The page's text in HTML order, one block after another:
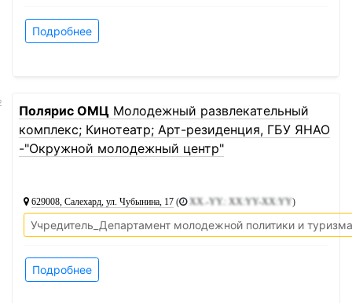
Подробнее
Полярис ОМЦ Молодежный развлекательный
комплекс; Кинотеатр; Арт-резиденция, ГБУ ЯНАО
-"Окружной молодежный центр"
629008, Салехард, ул. Чубынина, 17 ( XX.-YY.: XX:YY-XX:YY)
Учредитель_Департамент молодежной политики и
Подробнее